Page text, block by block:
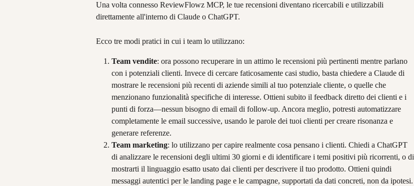
Una volta connesso ReviewFlowz MCP, le tue recensioni diventano ricercabili e utilizzabili
direttamente all'interno di Claude o ChatGPT.
Ecco tre modi pratici in cui i team lo utilizzano:
Team vendite: ora possono recuperare in un attimo le recensioni più pertinenti mentre parlano
con i potenziali clienti. Invece di cercare faticosamente casi studio, basta chiedere a Claude di
mostrare le recensioni più recenti di aziende simili al tuo potenziale cliente, o quelle che
menzionano funzionalità specifiche di interesse. Ottieni subito il feedback diretto dei clienti e i
punti di forza—nessun bisogno di email di follow-up. Ancora meglio, potresti automatizzare
completamente le email successive, usando le parole dei tuoi clienti per creare risonanza e
generare referenze.
Team marketing: lo utilizzano per capire realmente cosa pensano i clienti. Chiedi a ChatGPT
di analizzare le recensioni degli ultimi 30 giorni e di identificare i temi positivi più ricorrenti, o di
mostrarti il linguaggio esatto usato dai clienti per descrivere il tuo prodotto. Ottieni quindi
messaggi autentici per le landing page e le campagne, supportati da dati concreti, non da ipotesi.